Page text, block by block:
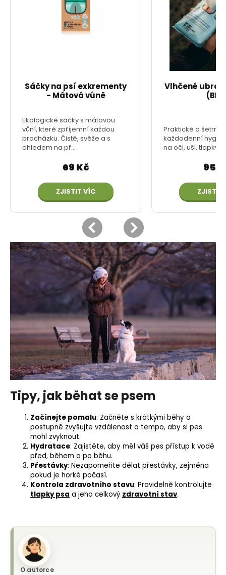
Tipy, jak běhat se psem
Začínejte pomalu: Začněte s krátkými běhy a
postupně zvyšujte vzdálenost a tempo, aby si pes
mohl zvyknout.
Hydratace: Zajistěte, aby měl váš pes přístup k vodě
před, během a po běhu.
Přestávky: Nezapomeňte dělat přestávky, zejména
pokud je horké počasí.
Kontrola zdravotního stavu: Pravidelně kontrolujte
tlapky psa a jeho celkový zdravotní stav.
O autorce